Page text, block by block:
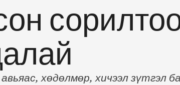
хөдөлмөр, хичээл зүтгэл